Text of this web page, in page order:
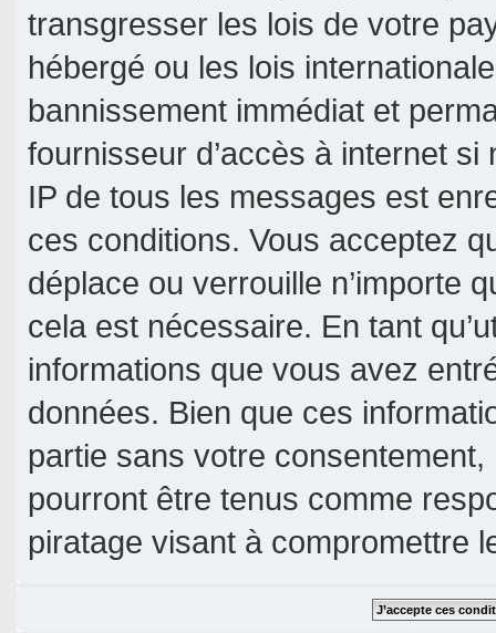
transgresser les lois de votre
hébergé ou les lois
bannissement immédiat et
fournisseur d’accès à internet
IP de tous les messages est
ces conditions. Vous acceptez
déplace ou verrouille n’importe
cela est nécessaire. En tant
informations que vous avez
données. Bien que ces
partie sans votre consentement,
pourront être tenus comme
piratage visant à compromettre